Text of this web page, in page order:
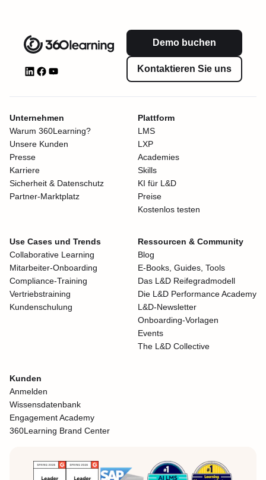
Demo buchen
Kontaktieren Sie uns
Unternehmen
Warum 360Learning?
Unsere Kunden
Presse
Karriere
Sicherheit & Datenschutz
Partner-Marktplatz
Plattform
LMS
LXP
Academies
Skills
KI für L&D
Preise
Kostenlos testen
Use Cases und Trends
Collaborative Learning
Mitarbeiter-Onboarding
Compliance-Training
Vertriebstraining
Kundenschulung
Ressourcen & Community
Blog
E-Books, Guides, Tools
Das L&D Reifegradmodell
Die L&D Performance Academy
L&D-Newsletter
Onboarding-Vorlagen
Events
The L&D Collective
Kunden
Anmelden
Wissensdatenbank
Engagement Academy
360Learning Brand Center